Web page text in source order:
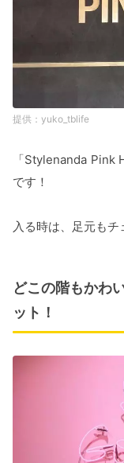
yuko_tblife
「Stylenanda Pink
です！
入る時は、足元も
どこの階もかわ
ット！